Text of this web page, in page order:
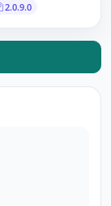
2.0.9.0